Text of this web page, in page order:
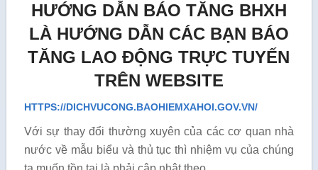
HƯỚNG DẪN BÁO TĂNG BHXH
LÀ HƯỚNG DẪN CÁC BẠN BÁO
TĂNG LAO ĐỘNG TRỰC TUYẾN
TRÊN WEBSITE
HTTPS://DICHVUCONG.BAOHIEMXAHOI.GOV.VN/
Với sự thay đổi thường xuyên của các cơ quan nhà
nước về mẫu biểu và thủ tục thì nhiệm vụ của chúng